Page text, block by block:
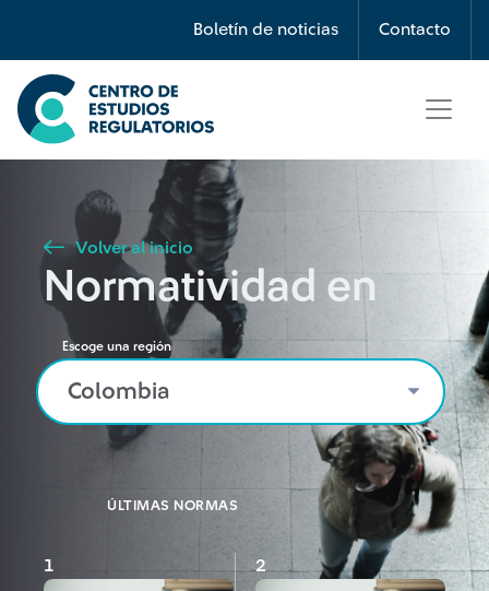
Boletín de noticias Contacto
Búsqueda
Seleccione país
Tipo de artículo
Buscar
Volver al inicio
Normatividad en
Escoge una región
ÚLTIMAS NORMAS
1 2 3